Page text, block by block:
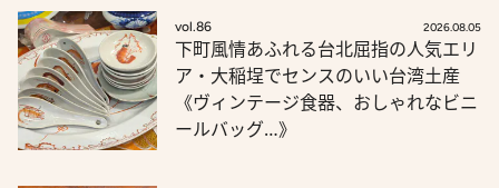
vol.86 2026.08.05
下町風情あふれる台北屈指の人気エリ
ア・大稲埕でセンスのいい台湾土産
《ヴィンテージ食器、おしゃれなビニ
ールバッグ…》